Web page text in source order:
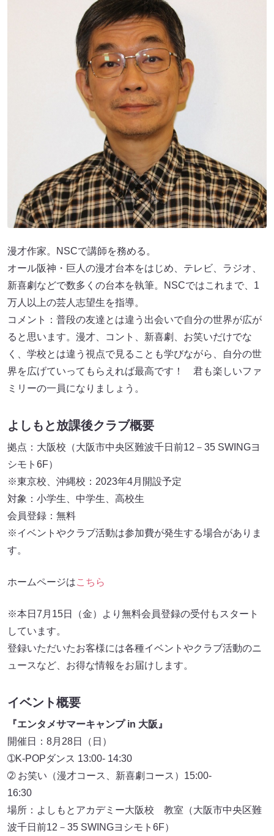
漫才作家。NSCで講師を務める。
オール阪神・巨人の漫才台本をはじめ、テレビ、ラジオ、
新喜劇などで数多くの台本を執筆。NSCではこれまで、1
万人以上の芸人志望生を指導。
コメント：普段の友達とは違う出会いで自分の世界が広が
ると思います。漫才、コント、新喜劇、お笑いだけでな
く、学校とは違う視点で見ることも学びながら、自分の世
界を広げていってもらえれば最高です！ 君も楽しいファ
ミリーの一員になりましょう。
よしもと放課後クラブ概要
拠点：大阪校（大阪市中央区難波千日前12－35 SWINGヨ
シモト6F）
※東京校、沖縄校：2023年4月開設予定
対象：小学生、中学生、高校生
会員登録：無料
※イベントやクラブ活動は参加費が発生する場合がありま
す。
ホームページはこちら
※本日7月15日（金）より無料会員登録の受付もスタート
しています。
登録いただいたお客様には各種イベントやクラブ活動のニ
ュースなど、お得な情報をお届けします。
イベント概要
『エンタメサマーキャンプ in 大阪』
開催日：8月28日（日）
➀K-POPダンス 13:00- 14:30
➁ お笑い（漫才コース、新喜劇コース）15:00-
16:30
場所：よしもとアカデミー大阪校 教室（大阪市中央区難
波千日前12－35 SWINGヨシモト6F）